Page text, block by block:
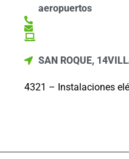
aeropuertos
SAN ROQUE, 14
4321 – Instalaciones